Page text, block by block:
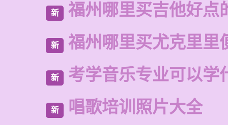
新 福州哪里买吉他好点
新 福州哪里买尤克里里
新 考学音乐专业可以学
新 唱歌培训照片大全